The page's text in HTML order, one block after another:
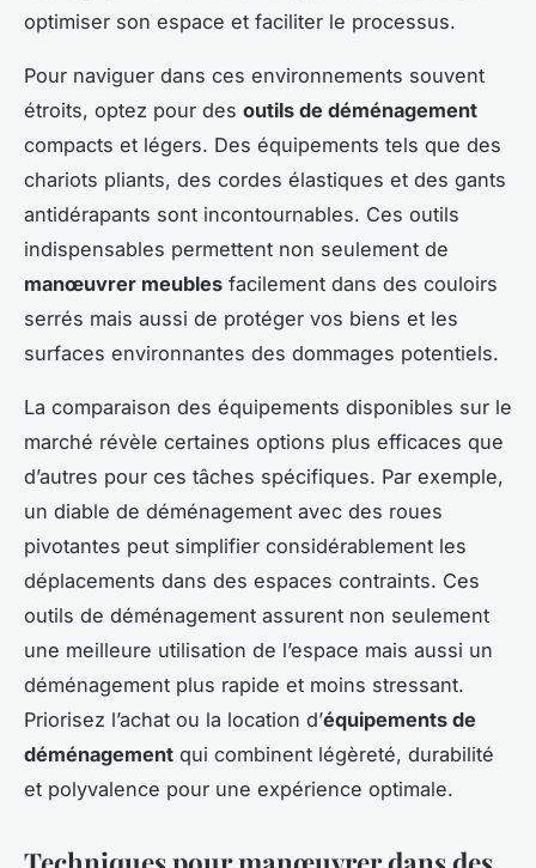
optimiser son espace et faciliter le processus.
Pour naviguer dans ces environnements souvent
étroits, optez pour des outils de déménagement
compacts et légers. Des équipements tels que des
chariots pliants, des cordes élastiques et des gants
antidérapants sont incontournables. Ces outils
indispensables permettent non seulement de
manœuvrer meubles facilement dans des couloirs
serrés mais aussi de protéger vos biens et les
surfaces environnantes des dommages potentiels.
La comparaison des équipements disponibles sur le
marché révèle certaines options plus efficaces que
d’autres pour ces tâches spécifiques. Par exemple,
un diable de déménagement avec des roues
pivotantes peut simplifier considérablement les
déplacements dans des espaces contraints. Ces
outils de déménagement assurent non seulement
une meilleure utilisation de l’espace mais aussi un
déménagement plus rapide et moins stressant.
Priorisez l’achat ou la location d’équipements de
déménagement qui combinent légèreté, durabilité
et polyvalence pour une expérience optimale.